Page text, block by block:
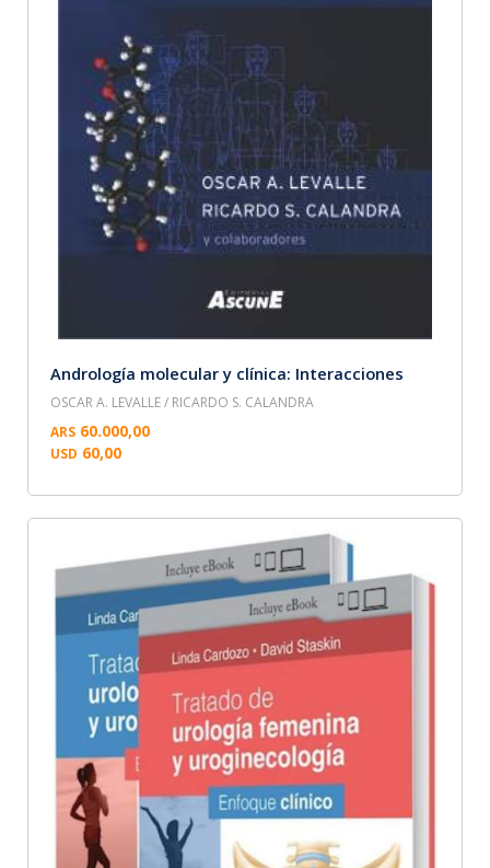
Andrología molecular y clínica: Interacciones
OSCAR A. LEVALLE / RICARDO S. CALANDRA
ARS 60.000,00
USD 60,00